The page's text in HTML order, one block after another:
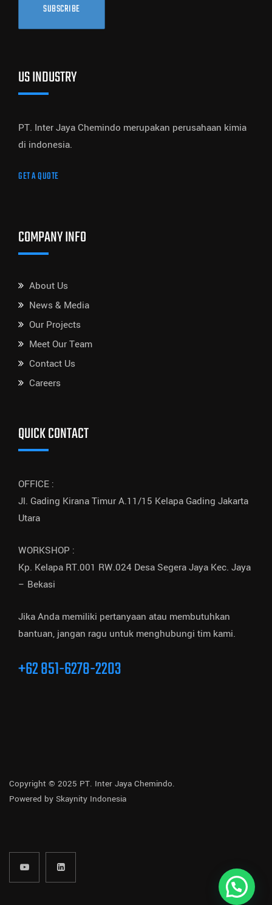
SUBSCRIBE
US INDUSTRY
PT. Inter Jaya Chemindo merupakan perusahaan kimia
di indonesia.
GET A QUOTE
COMPANY INFO
About Us
News & Media
Our Projects
Meet Our Team
Contact Us
Careers
QUICK CONTACT
OFFICE :
Jl. Gading Kirana Timur A.11/15 Kelapa Gading Jakarta
Utara
WORKSHOP :
Kp. Kelapa RT.001 RW.024 Desa Segera Jaya Kec. Jaya
– Bekasi
Jika Anda memiliki pertanyaan atau membutuhkan
bantuan, jangan ragu untuk menghubungi tim kami.
+62 851-6278-2203
Copyright © 2025 PT. Inter Jaya Chemindo.
Powered by Skaynity Indonesia